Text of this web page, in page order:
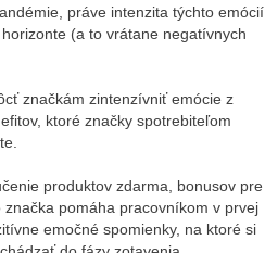
práve intenzita týchto emócií
(a to vrátane negatívnych
značkám zintenzívniť emócie z
ktoré značky spotrebiteľom
produktov zdarma, bonusov pre
pomáha pracovníkom v prvej
emočné spomienky, na ktoré si